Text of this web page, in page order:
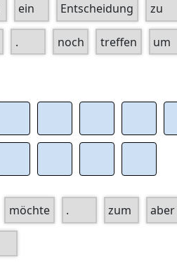
ein Entscheidung zu
. noch treffen um
möchte . zum aber